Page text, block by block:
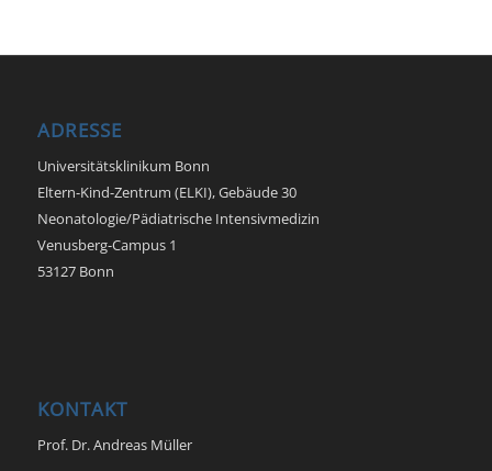
ADRESSE
Universitätsklinikum Bonn
Eltern-Kind-Zentrum (ELKI), Gebäude 30
Neonatologie/Pädiatrische Intensivmedizin
Venusberg-Campus 1
53127 Bonn
KONTAKT
Prof. Dr. Andreas Müller